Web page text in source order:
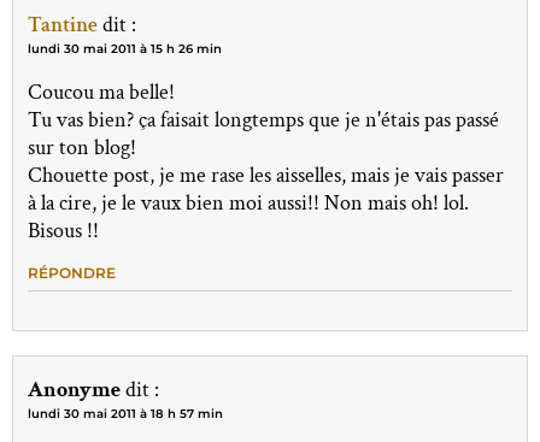
Tantinedit :
lundi 30 mai 2011 à 15 h 26 min
Coucou ma belle!
Tu vas bien? ça faisait longtemps que je n'étais pas passé
sur ton blog!
Chouette post, je me rase les aisselles, mais je vais passer
à la cire, je le vaux bien moi aussi!! Non mais oh! lol.
Bisous !!
RÉPONDRE
Anonymedit :
lundi 30 mai 2011 à 18 h 57 min